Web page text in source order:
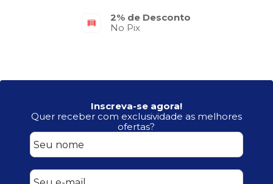
2% de Desconto
No Pix
Inscreva-se agora!
Quer receber com exclusividade as melhores
ofertas?